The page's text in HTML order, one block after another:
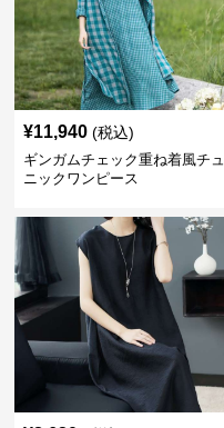
¥11,940 (税込)
ギンガムチェック重ね着風チュ
ニックワンピース